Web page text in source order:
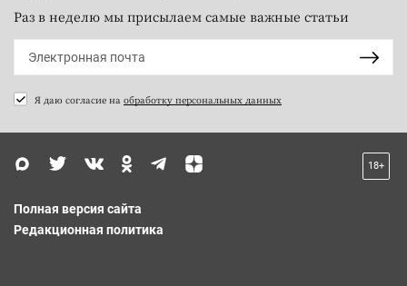
Раз в неделю мы присылаем самые важные статьи
Я даю согласие на обработку персональных данных
18+
Полная версия сайта
Редакционная политика